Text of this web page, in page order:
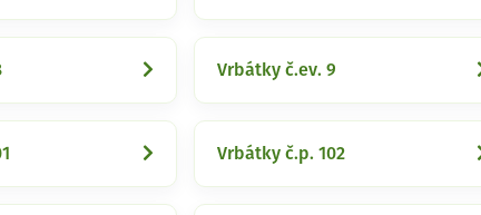
Vrbátky č.ev. 9
Vrbátky č.p. 102